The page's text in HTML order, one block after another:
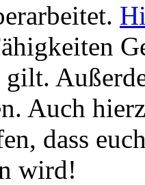
gilt.
Auch
dass
wird!